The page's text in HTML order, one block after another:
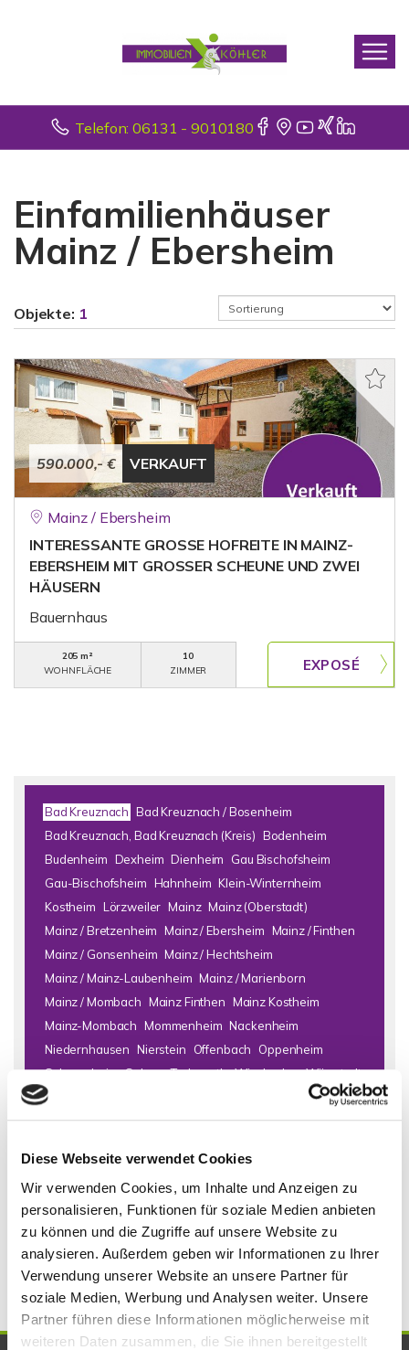
Diese Webseite verwendet Cookies
Wir verwenden Cookies, um Inhalte und Anzeigen zu
personalisieren, Funktionen für soziale Medien anbieten
zu können und die Zugriffe auf unsere Website zu
analysieren. Außerdem geben wir Informationen zu Ihrer
Verwendung unserer Website an unsere Partner für
soziale Medien, Werbung und Analysen weiter. Unsere
Partner führen diese Informationen möglicherweise mit
weiteren Daten zusammen, die Sie ihnen bereitgestellt
Telefon: 06131 - 9010180
Einfamilienhäuser
Mainz / Ebersheim
Objekte: 1
590.000,- € VERKAUFT
Mainz / Ebersheim
INTERESSANTE GROSSE HOFREITE IN MAINZ-
EBERSHEIM MIT GROSSER SCHEUNE UND ZWEI
HÄUSERN
Bauernhaus
205 m²
WOHNFLÄCHE
10
ZIMMER
Bad Kreuznach Bad Kreuznach / Bosenheim
Bad Kreuznach, Bad Kreuznach (Kreis) Bodenheim
Budenheim Dexheim Dienheim
Gau Bischofsheim
Gau-Bischofsheim Hahnheim Klein-Winternheim
Kostheim Lörzweiler Mainz Mainz (Oberstadt)
Mainz / Bretzenheim Mainz / Ebersheim Mainz / Finthen
Mainz / Gonsenheim Mainz / Hechtsheim
Mainz / Mainz-Laubenheim Mainz / Marienborn
Mainz / Mombach Mainz Finthen Mainz Kostheim
Mainz-Mombach Mommenheim Nackenheim
Niedernhausen Nierstein Offenbach
Oppenheim
Schornsheim Selzen Todenroth Wiesbaden Wörrstadt
Zornheim
Immobilien Bad Kreuznach
Hauskauf Bad Kreuznach
Immobilienkauf Bad Kreuznach
Einfamilienhaus Bad
Kreuznach
Einfamilienhäuser Bad Kreuznach